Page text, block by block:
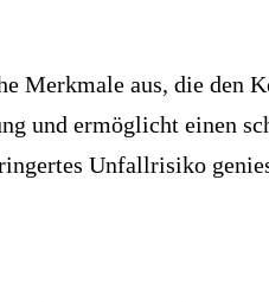
Merkmale aus, die den
und ermöglicht einen
Unfallrisiko